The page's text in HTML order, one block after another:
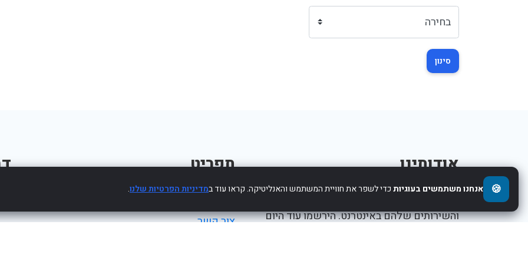
סינון
אודותינו
והשירותים שלהם באינטרנט. הירשמו עוד היום
תפריט
צור קשר
🍪 אנחנו משתמשים בעוגיותכדי לשפר את חוויית המשתמש והאנליטיקה. קראו עוד במדיניות הפרטיות שלנו.